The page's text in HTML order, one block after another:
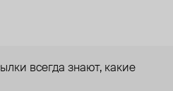
всегда знают, какие